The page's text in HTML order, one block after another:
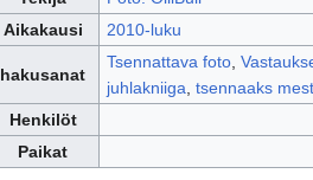
Aikakausi
2010-luku
hakusanat
Tsennattava foto,
juhlakniiga tsennaaks
Henkilöt
Paikat